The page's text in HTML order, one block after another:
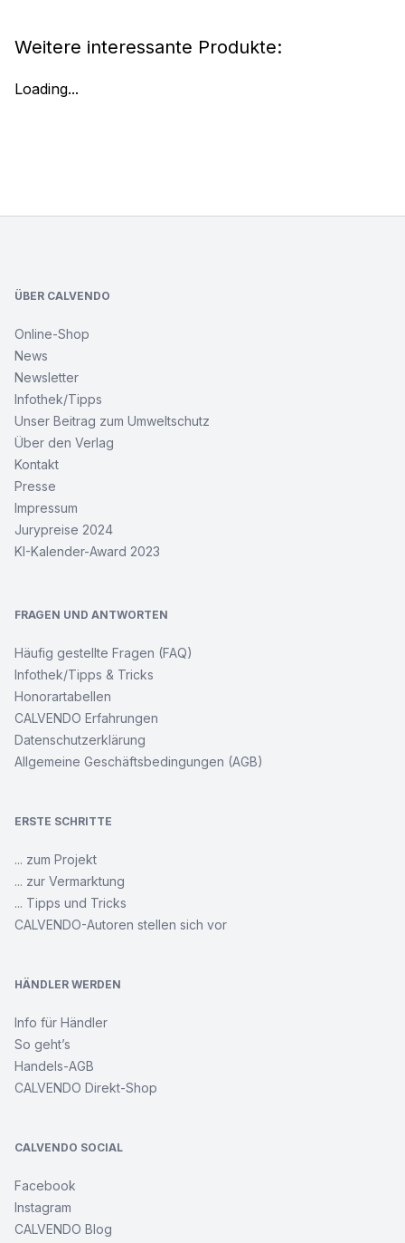
Weitere interessante Produkte:
Loading...
ÜBER CALVENDO
Online-Shop
News
Newsletter
Infothek/Tipps
Unser Beitrag zum Umweltschutz
Über den Verlag
Kontakt
Presse
Impressum
Jurypreise 2024
KI-Kalender-Award 2023
FRAGEN UND ANTWORTEN
Häufig gestellte Fragen (FAQ)
Infothek/Tipps & Tricks
Honorartabellen
CALVENDO Erfahrungen
Datenschutzerklärung
Allgemeine Geschäftsbedingungen (AGB)
ERSTE SCHRITTE
... zum Projekt
... zur Vermarktung
... Tipps und Tricks
CALVENDO-Autoren stellen sich vor
HÄNDLER WERDEN
Info für Händler
So geht’s
Handels-AGB
CALVENDO Direkt-Shop
CALVENDO SOCIAL
Facebook
Instagram
CALVENDO Blog